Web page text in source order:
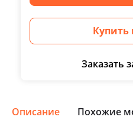
Купить
Заказать
Описание Похожие